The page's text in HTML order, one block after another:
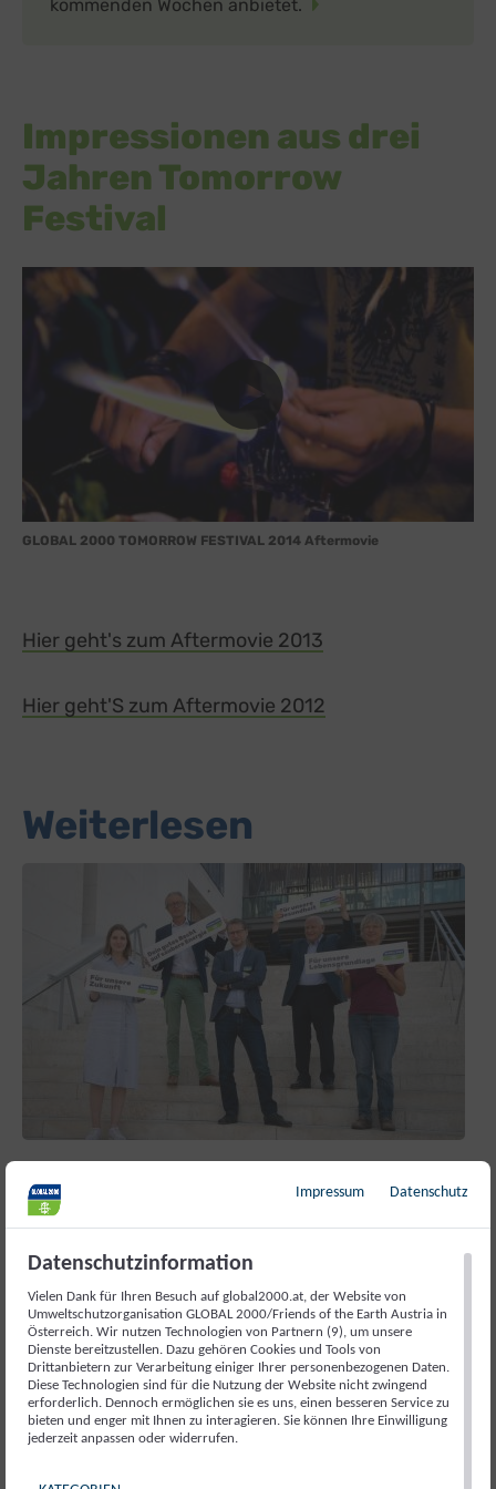
kommenden Wochen anbietet.
Impressionen aus drei
Jahren Tomorrow
Festival
GLOBAL 2000 TOMORROW FESTIVAL 2014 Aftermovie
Hier geht's zum Aftermovie 2013
Hier geht'S zum Aftermovie 2012
Weiterlesen
2000 Klimaklage – Nächste Schritte
GLOBAL 2000 forderten vier Betroffene der Klimakrise
im Mai 2021 mit der Klimaklage ihr Recht auf saubere
Energie ein...
Impressum Datenschutz
Datenschutzinformation
Vielen Dank für Ihren Besuch auf global2000.at, der Website von
Umweltschutzorganisation GLOBAL 2000/Friends of the Earth Austria in
Österreich. Wir nutzen Technologien von Partnern (9), um unsere
Dienste bereitzustellen. Dazu gehören Cookies und Tools von
Drittanbietern zur Verarbeitung einiger Ihrer personenbezogenen Daten.
Diese Technologien sind für die Nutzung der Website nicht zwingend
erforderlich. Dennoch ermöglichen sie es uns, einen besseren Service zu
bieten und enger mit Ihnen zu interagieren. Sie können Ihre Einwilligung
jederzeit anpassen oder widerrufen.